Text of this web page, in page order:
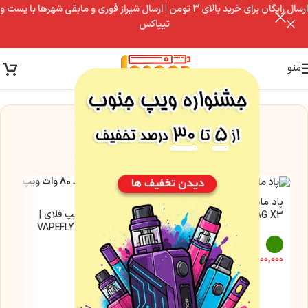
ارسال رایگان برای خرید بالای 3 تومن | ارسال شیراز فوری و مابقی شهرها با پست و
تیپاکس
منو
این مدل فعلاً موجود نیست
اما این گزینه‌ها رو از دست نده
VOOPOO DRAG X3
۷,۳۰۰,۰۰۰ تومان
پاد ماد 80 وات ویپ فلای |
VAPEFLY KRIEMHILD 80W
۷,۹۰۰,۰۰۰تومان